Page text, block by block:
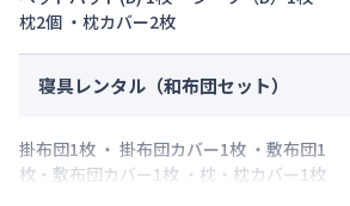
枕2個 ・枕カバー2枚
寝具レンタル（和布団セット）
掛布団1枚 ・ 掛布団カバー1枚 ・敷布団1
枚・敷布団カバー1枚 ・枕・枕カバー1枚